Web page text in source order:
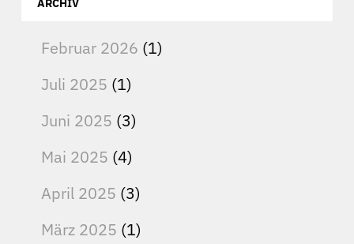
ARCHIV
Februar 2026 (1)
Juli 2025 (1)
Juni 2025 (3)
Mai 2025 (4)
April 2025 (3)
März 2025 (1)